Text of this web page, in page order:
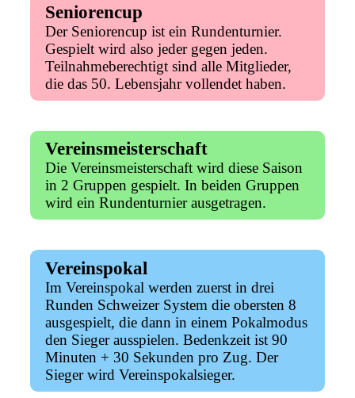
Seniorencup
Der Seniorencup ist ein Rundenturnier.
Gespielt wird also jeder gegen jeden.
Teilnahmeberechtigt sind alle Mitglieder,
die das 50. Lebensjahr vollendet haben.
Vereinsmeisterschaft
Die Vereinsmeisterschaft wird diese Saison
in 2 Gruppen gespielt. In beiden Gruppen
wird ein Rundenturnier ausgetragen.
Vereinspokal
Im Vereinspokal werden zuerst in drei
Runden Schweizer System die obersten 8
ausgespielt, die dann in einem Pokalmodus
den Sieger ausspielen. Bedenkzeit ist 90
Minuten + 30 Sekunden pro Zug. Der
Sieger wird Vereinspokalsieger.